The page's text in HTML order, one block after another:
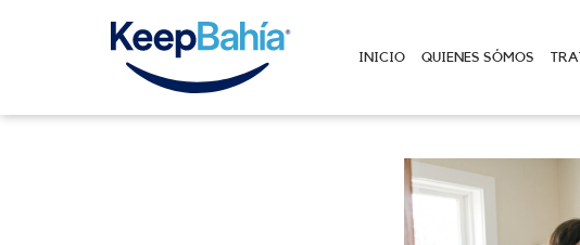
INICIO QUIENES SÓMOS